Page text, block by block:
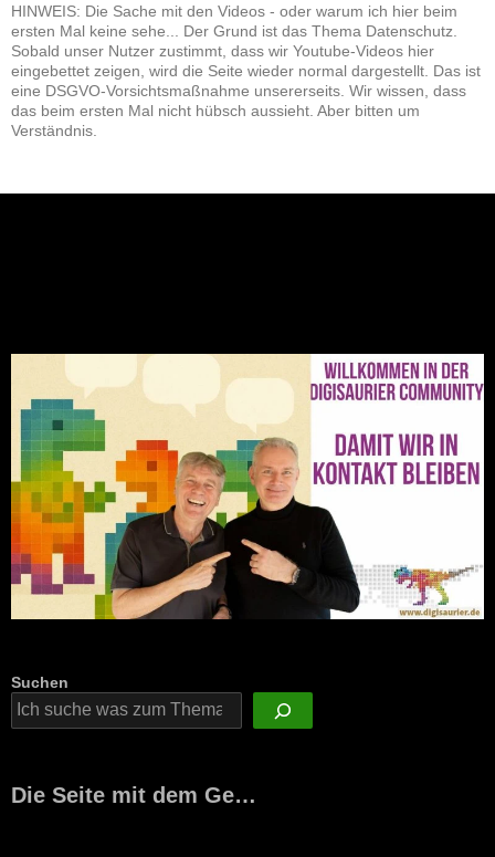
HINWEIS: Die Sache mit den Videos - oder warum ich hier beim
ersten Mal keine sehe... Der Grund ist das Thema Datenschutz.
Sobald unser Nutzer zustimmt, dass wir Youtube-Videos hier
eingebettet zeigen, wird die Seite wieder normal dargestellt. Das ist
eine DSGVO-Vorsichtsmaßnahme unsererseits. Wir wissen, dass
das beim ersten Mal nicht hübsch aussieht. Aber bitten um
Verständnis.
Suchen
Die Seite mit dem Ge…